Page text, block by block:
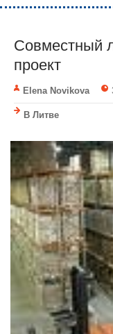
Совместный
проект
Elena Novikova
В Литве